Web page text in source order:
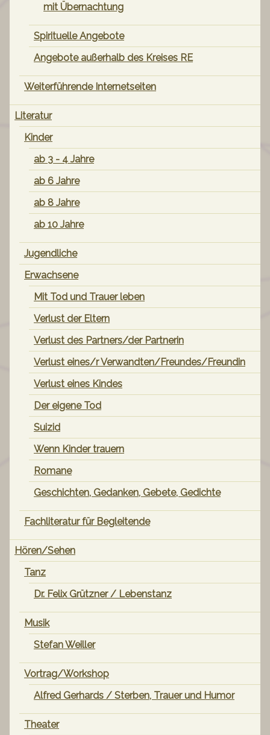
mit Übernachtung
Spirituelle Angebote
Angebote außerhalb des Kreises RE
Weiterführende Internetseiten
Literatur
Kinder
ab 3 - 4 Jahre
ab 6 Jahre
ab 8 Jahre
ab 10 Jahre
Jugendliche
Erwachsene
Mit Tod und Trauer leben
Verlust der Eltern
Verlust des Partners/der Partnerin
Verlust eines/r Verwandten/Freundes/Freundin
Verlust eines Kindes
Der eigene Tod
Suizid
Wenn Kinder trauern
Romane
Geschichten, Gedanken, Gebete, Gedichte
Fachliteratur für Begleitende
Hören/Sehen
Tanz
Dr. Felix Grützner / Lebenstanz
Musik
Stefan Weiller
Vortrag/Workshop
Alfred Gerhards / Sterben, Trauer und Humor
Theater